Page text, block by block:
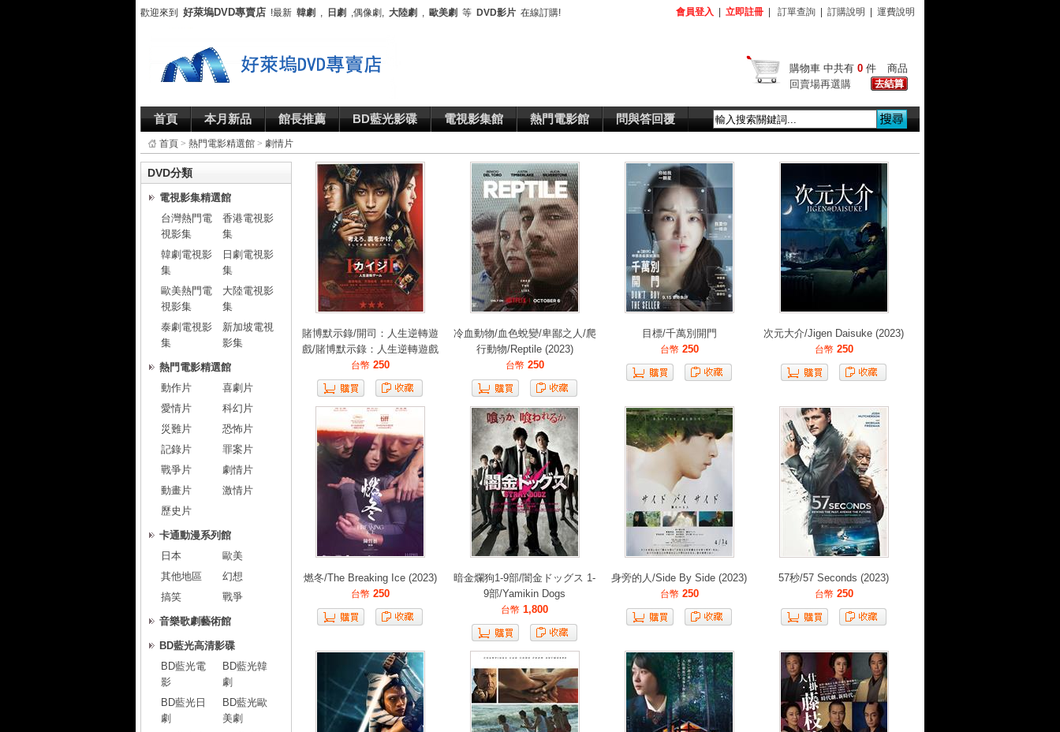
歡迎來到 好萊塢DVD專賣店 !最新 韓劇 , 日劇 ,偶像劇, 大陸劇 , 歐美劇 等 DVD影片 在線訂購! 會員登入 立即註冊 訂單查詢 訂購說明 運費說明
購物車 中共有 0 件
商品
回賣場再選購
首頁 本月新品 館長推薦 BD藍光影碟 電視影集館 熱門電影館 問與答回覆
首頁 > 熱門電影精選館 > 劇情片
賭博默示錄/開司：人生逆轉遊
戲/賭博默示錄：人生逆轉遊戲
台幣 250
冷血動物/血色蛻變/卑鄙之人/爬
行動物/Reptile (2023)
台幣 250
目標/千萬別開門
台幣 250
次元大介/Jigen Daisuke (2023)
台幣 250
燃冬/The Breaking Ice (2023)
台幣 250
暗金爛狗1-9部/闇金ドッグス 1-
9部/Yamikin Dogs
台幣 1,800
身旁的人/Side By Side (2023)
台幣 250
57秒/57 Seconds (2023)
台幣 250
DVD分類
電視影集精選館
台灣熱門電
視影集
香港電視影
集
韓劇電視影
集
日劇電視影
集
歐美熱門電
視影集
大陸電視影
集
泰劇電視影
集
新加坡電視
影集
熱門電影精選館
動作片
喜劇片
愛情片
科幻片
災難片
恐怖片
記錄片
罪案片
戰爭片
劇情片
動畫片
激情片
歷史片
卡通動漫系列館
日本
歐美
其他地區
幻想
搞笑
戰爭
音樂歌劇藝術館
BD藍光高清影碟
BD藍光電
影
BD藍光韓
劇
BD藍光日
劇
BD藍光歐
美劇